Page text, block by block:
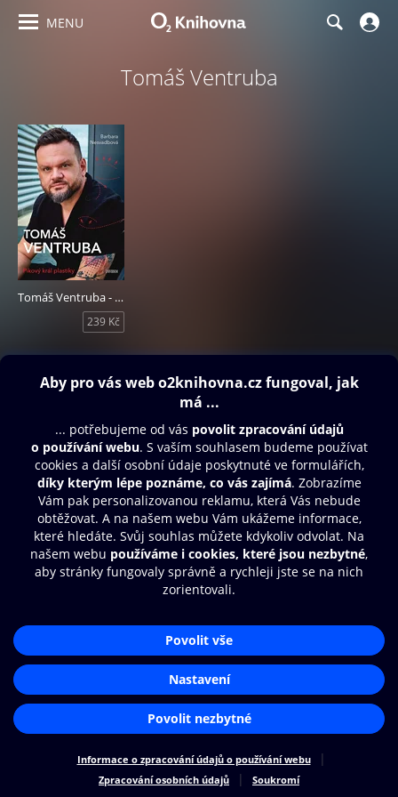
MENU
Tomáš Ventruba
Tomáš Ventruba - Pikový král plastiky
239 Kč
Obsah ke stažení
Další zábava
© O2 Czech Republic a.s.
Nákupní řád
Přístupnost
Cookies
Nastavení cookies
Aplikace O2 Knihovna
Čti a poslouchej své e-knihy a
audioknihy rychleji a pohodlněji.